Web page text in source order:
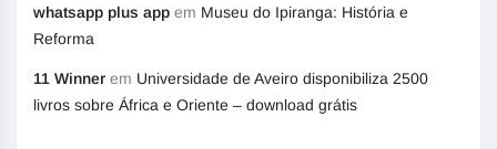
whatsapp plus app em Museu do Ipiranga: História e
Reforma
11 Winner em Universidade de Aveiro disponibiliza 2500
livros sobre África e Oriente – download grátis